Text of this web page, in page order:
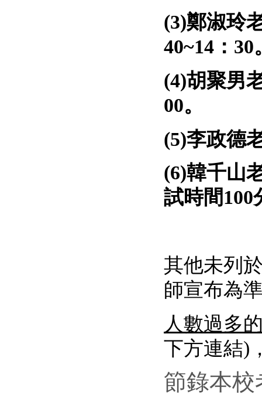
(3)鄭淑玲
40~14：30
(4)胡聚男
00。
(5)李政德
(6)韓千山
試時間100
其他未列
師宣布為
人數過多
下方連結)
節錄本